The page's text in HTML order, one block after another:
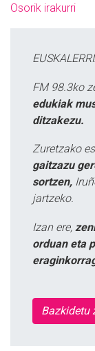
Osorik irakurri
FM 98.3ko
edukiak
ditzakezu.
Zuretzako
gaitzazu
sortzen,
jartzeko.
Izan ere,
orduan eta
Bazkidetu